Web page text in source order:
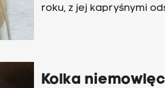
roku, z jej kapryśnymi
ze Szpitala MSW w
Kolka